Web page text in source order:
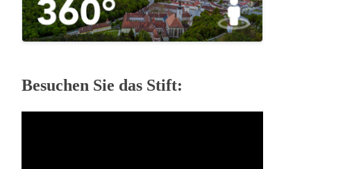
Besuchen Sie das Stift: